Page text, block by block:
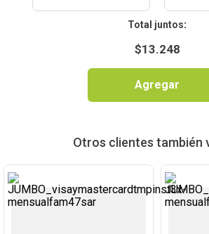
:
$13.248
Agregar
Otros clientes también